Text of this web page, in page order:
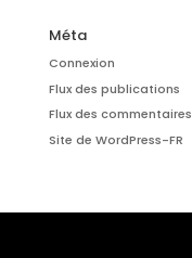
Méta
Connexion
Flux des publications
Flux des commentaires
Site de WordPress-FR